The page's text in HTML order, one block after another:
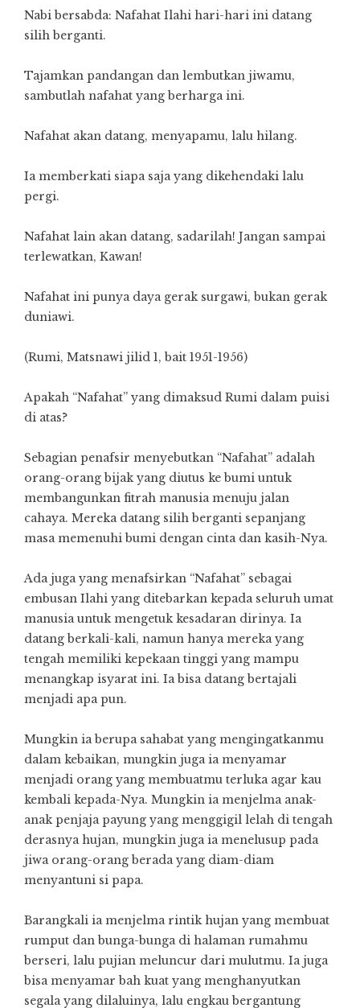
Nabi bersabda: Nafahat Ilahi hari-hari ini datang
silih berganti.
Tajamkan pandangan dan lembutkan jiwamu,
sambutlah nafahat yang berharga ini.
Nafahat akan datang, menyapamu, lalu hilang.
Ia memberkati siapa saja yang dikehendaki lalu
pergi.
Nafahat lain akan datang, sadarilah! Jangan sampai
terlewatkan, Kawan!
Nafahat ini punya daya gerak surgawi, bukan gerak
duniawi.
(Rumi, Matsnawi jilid 1, bait 1951-1956)
Apakah “Nafahat” yang dimaksud Rumi dalam puisi
di atas?
Sebagian penafsir menyebutkan “Nafahat” adalah
orang-orang bijak yang diutus ke bumi untuk
membangunkan fitrah manusia menuju jalan
cahaya. Mereka datang silih berganti sepanjang
masa memenuhi bumi dengan cinta dan kasih-Nya.
Ada juga yang menafsirkan “Nafahat” sebagai
embusan Ilahi yang ditebarkan kepada seluruh umat
manusia untuk mengetuk kesadaran dirinya. Ia
datang berkali-kali, namun hanya mereka yang
tengah memiliki kepekaan tinggi yang mampu
menangkap isyarat ini. Ia bisa datang bertajali
menjadi apa pun.
Mungkin ia berupa sahabat yang mengingatkanmu
dalam kebaikan, mungkin juga ia menyamar
menjadi orang yang membuatmu terluka agar kau
kembali kepada-Nya. Mungkin ia menjelma anak-
anak penjaja payung yang menggigil lelah di tengah
derasnya hujan, mungkin juga ia menelusup pada
jiwa orang-orang berada yang diam-diam
menyantuni si papa.
Barangkali ia menjelma rintik hujan yang membuat
rumput dan bunga-bunga di halaman rumahmu
berseri, lalu pujian meluncur dari mulutmu. Ia juga
bisa menyamar bah kuat yang menghanyutkan
segala yang dilaluinya, lalu engkau bergantung